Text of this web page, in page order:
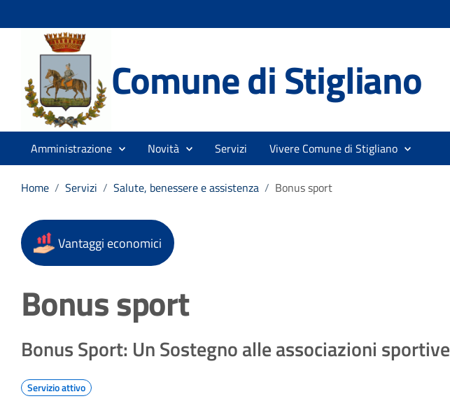
Comune di Stigliano
Amministrazione Novità Servizi Vivere Comune di Stigliano
Home / Servizi / Salute, benessere e assistenza / Bonus sport
Vantaggi economici
Bonus sport
Bonus Sport: Un Sostegno alle associazioni sportive
Servizio attivo